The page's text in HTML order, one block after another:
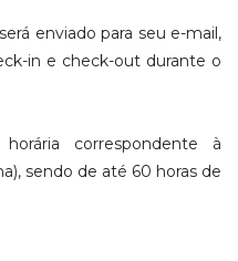
enviado para seu e-mail,
in e check-out durante o
correspondente à
sendo de até 60 horas de